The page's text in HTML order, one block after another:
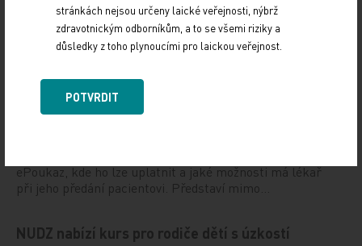
10. 3. 2025
19. světový kongres Controversies in Neurology (CONy)
se bude konat v termínu 20.–22. března 2025 v Praze.
Vystavování ePoukazů
ePoukaz, kde ho lze uplatnit a jaké možnosti má lékař
při jeho předání pacientovi. Představí mimo…
NUDZ nabízí kurs pro rodiče dětí s úzkostí
stránkách nejsou určeny laické veřejnosti, nýbrž
zdravotnickým odborníkům, a to se všemi riziky a
důsledky z toho plynoucími pro laickou veřejnost.
POTVRDIT